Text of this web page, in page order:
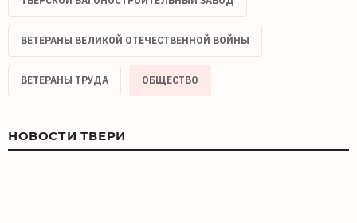
ВЕТЕРАНЫ ВЕЛИКОЙ ОТЕЧЕСТВЕННОЙ ВОЙНЫ
ВЕТЕРАНЫ ТРУДА ОБЩЕСТВО
НОВОСТИ ТВЕРИ